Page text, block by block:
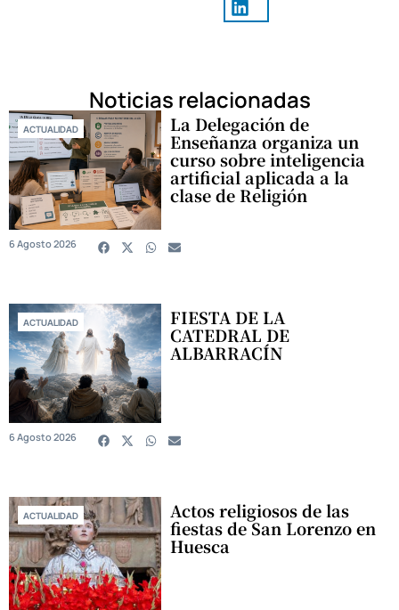
Noticias relacionadas
ACTUALIDAD La Delegación de
Enseñanza organiza un
curso sobre inteligencia
artificial aplicada a la
clase de Religión
6 Agosto 2026
ACTUALIDAD FIESTA DE LA
CATEDRAL DE
ALBARRACÍN
6 Agosto 2026
ACTUALIDAD Actos religiosos de las
fiestas de San Lorenzo en
Huesca